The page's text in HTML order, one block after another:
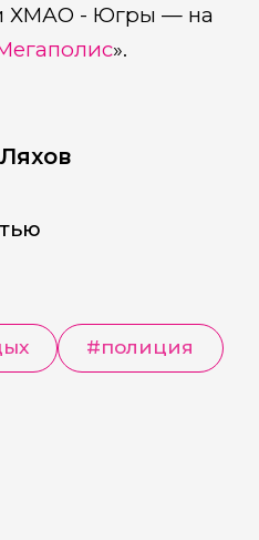
ХМАО - Югры — на
».
#полиция